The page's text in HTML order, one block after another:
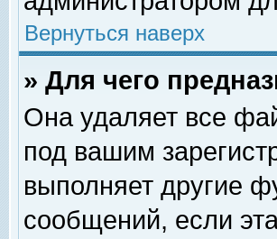
Вернуться наверх
» Для чего
Она удаляет все
под вашим
выполняет другие
сообщений, если